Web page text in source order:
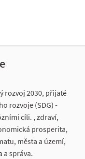
rozvoj 2030, přijaté
rozvoje (SDG) -
cíli. , zdraví,
prosperita,
města a území,
a správa.